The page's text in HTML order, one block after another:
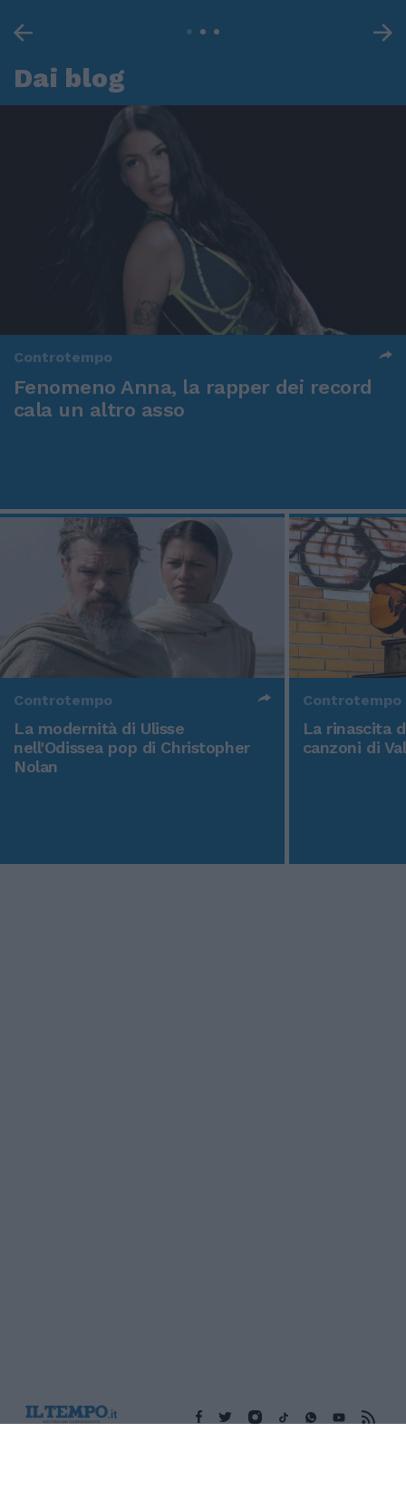
Dai blog
Controtempo
Fenomeno Anna, la rapper dei record
cala un altro asso
Controtempo
La modernità di Ulisse
nell'Odissea pop di Christopher
Nolan
Controtempo
La rinascita
canzoni di